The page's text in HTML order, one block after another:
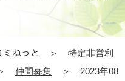
ねっと ＞
特定非営利
仲間募集 ＞
2023年08